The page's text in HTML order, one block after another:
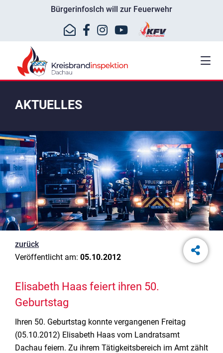
BürgerinfosIch will zur Feuerwehr
AKTUELLES
zurück
Veröffentlicht am: 05.10.2012
Elisabeth Haas feiert ihren 50.
Geburtstag
Ihren 50. Geburtstag konnte vergangenen Freitag
(05.10.2012) Elisabeth Haas vom Landratsamt
Dachau feiern. Zu ihrem Tätigkeitsbereich im Amt zählt